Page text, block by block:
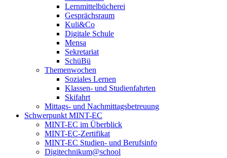
Lernmittelbücherei
Gesprächsraum
Kuli&Co
Digitale Schule
Mensa
Sekretariat
SchüBü
Themenwochen
Soziales Lernen
Klassen- und Studienfahrten
Skifahrt
Mittags- und Nachmittagsbetreuung
Schwerpunkt MINT-EC
MINT-EC im Überblick
MINT-EC-Zertifikat
MINT-EC Studien- und Berufsinfo
Digitechnikum­@school